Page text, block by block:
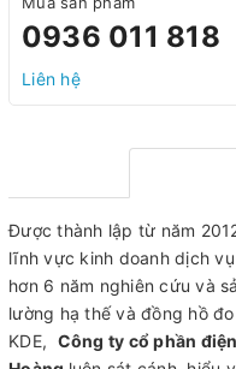
0936 011 818
Liên hệ
Được thành lập từ năm
lĩnh vực kinh doanh dịch
hơn 6 năm nghiên cứu và
lường hạ thế và đồng hồ
KDE, Công ty cổ phần